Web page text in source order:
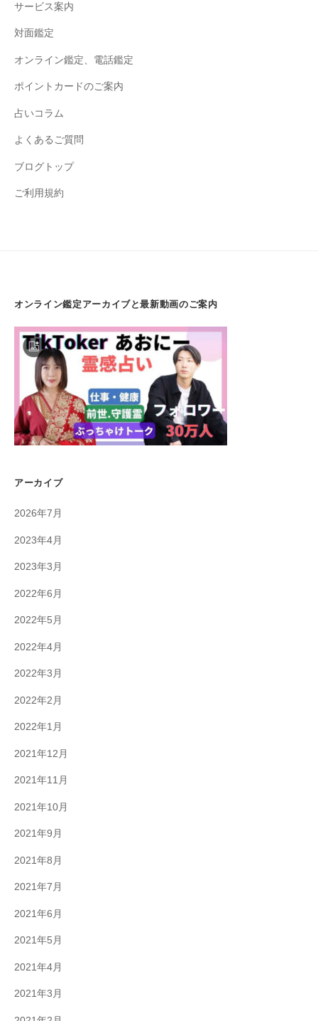
サービス案内
対面鑑定
オンライン鑑定、電話鑑定
ポイントカードのご案内
占いコラム
よくあるご質問
ブログトップ
ご利用規約
オンライン鑑定アーカイブと最新動画のご案内
アーカイブ
2026年7月
2023年4月
2023年3月
2022年6月
2022年5月
2022年4月
2022年3月
2022年2月
2022年1月
2021年12月
2021年11月
2021年10月
2021年9月
2021年8月
2021年7月
2021年6月
2021年5月
2021年4月
2021年3月